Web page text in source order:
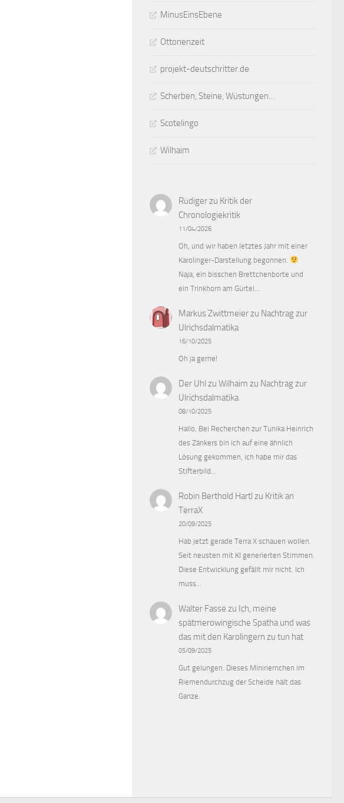
MinusEinsEbene
Ottonenzeit
projekt-deutschritter.de
Scherben, Steine, Wüstungen…
Scotelingo
Wilhaim
Rüdigerzu Kritik der
Chronologiekritik
11/04/2026
Oh, und wir haben letztes Jahr mit einer
Karolinger-Darstellung begonnen.
Naja, ein bisschen Brettchenborte und
ein Trinkhorn am Gürtel…
Markus Zwittmeierzu Nachtrag zur
Ulrichsdalmatika
16/10/2025
Oh ja gerne!
Der Uhl zu Wilhaim zu Nachtrag zur
Ulrichsdalmatika
08/10/2025
Hallo, Bei Recherchen zur Tunika Heinrich
des Zänkers bin ich auf eine ähnlich
Lösung gekommen, ich habe mir das
Stifterbild…
Robin Berthold Hartl zu Kritik an
TerraX
20/09/2025
Hab jetzt gerade Terra X schauen wollen.
Seit neusten mit KI generierten Stimmen.
Diese Entwicklung gefällt mir nicht. Ich
muss…
Walter Fasse zu Ich, meine
spätmerowingische Spatha und was
das mit den Karolingern zu tun hat
05/09/2025
Gut gelungen. Dieses Miniriemchen im
Riemendurchzug der Scheide hält das
Ganze.